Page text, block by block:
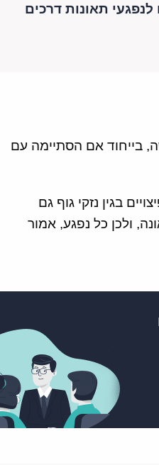
לנפגעי תאונות דרכים
בייחוד אם הסתיימה עם
בגין נזקי גוף גם
ולכן כל נפגע, אמור
השימוש ברכב.
שהמבטחת עלולה
עשויה לטעון כי בעת
המבוטח אינו זכאי